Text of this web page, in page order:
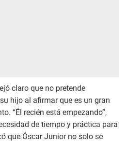
claro que no pretende
hijo al afirmar que es un gran
“Él recién está empezando”,
de tiempo y práctica para
que Óscar Junior no solo se